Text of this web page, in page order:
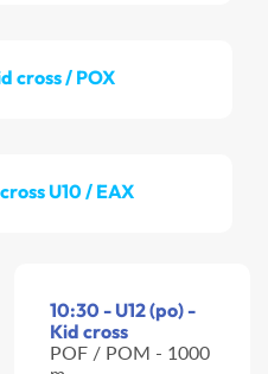
cross / POX
U10 / EAX
10:30 - U12 (po) -
Kid cross
POF / POM - 1000